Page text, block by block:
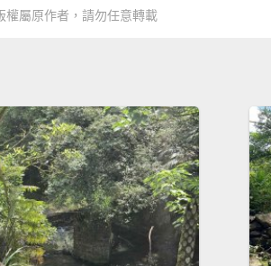
權屬原作者，請勿任意轉載